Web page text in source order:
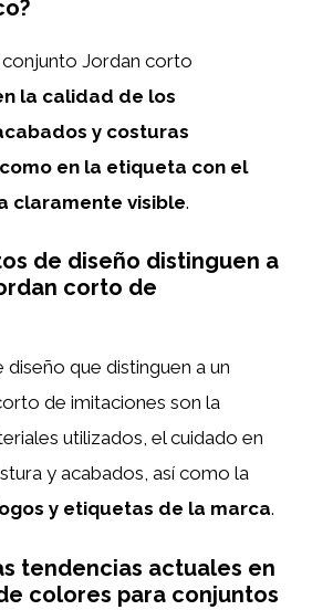
conjunto Jordan corto
la calidad de los
y costuras
en la etiqueta con el
claramente visible.
de diseño distinguen a
corto de
que distinguen a un
de imitaciones son la
utilizados, el cuidado en
y acabados, así como la
y etiquetas de la marca.
tendencias actuales en
colores para conjuntos